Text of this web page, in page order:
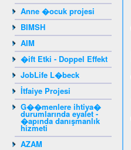
Anne �ocuk projesi
BIMSH
AIM
�ift Etki - Doppel Effekt
JobLife L�beck
İtfaiye Projesi
G��menlere ihtiya�
durumlarında eyalet -
�apında danışmanlık
hizmeti
AZAM